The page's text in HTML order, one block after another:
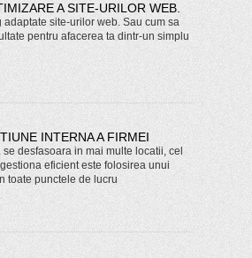
A SITE-URILOR WEB.
adaptate site-urilor web. Sau cum sa
pentru afacerea ta dintr-un simplu
INTERNA A FIRMEI
desfasoara in mai multe locatii, cel
eficient este folosirea unui
toate punctele de lucru